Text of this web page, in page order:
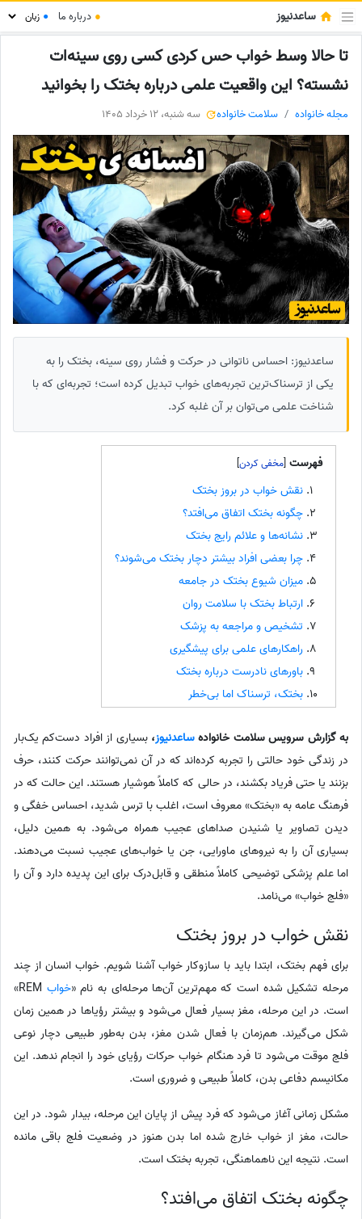
ساعدنیوز ● درباره ما ●
تا حالا وسط خواب حس کردی کسی روی سینه‌ات
نشسته؟ این واقعیت علمی درباره بختک را بخوانید
مجله خانواده سلامت خانواده سه شنبه، 12 خرداد 1405
ساعدنیوز: احساس ناتوانی در حرکت و فشار روی سینه، بختک را به
یکی از ترسناک‌ترین تجربه‌های خواب تبدیل کرده است؛ تجربه‌ای که با
شناخت علمی می‌توان بر آن غلبه کرد.
فهرست [
]
نقش خواب در بروز بختک
چگونه بختک اتفاق می‌افتد؟
نشانه‌ها و علائم رایج بختک
چرا بعضی افراد بیشتر دچار بختک می‌شوند؟
میزان شیوع بختک در جامعه
ارتباط بختک با سلامت روان
تشخیص و مراجعه به پزشک
راهکارهای علمی برای پیشگیری
باورهای نادرست درباره بختک
بختک، ترسناک اما بی‌خطر
به گزارش سرویس سلامت خانوادهساعدنیوز، بسیاری از افراد دست‌کم یک‌بار
در زندگی خود حالتی را تجربه کرده‌اند که در آن نمی‌توانند حرکت کنند، حرف
بزنند یا حتی فریاد بکشند، در حالی که کاملاً هوشیار هستند. این حالت که در
فرهنگ عامه به «بختک» معروف است، اغلب با ترس شدید، احساس خفگی و
دیدن تصاویر یا شنیدن صداهای عجیب همراه می‌شود. به همین دلیل،
بسیاری آن را به نیروهای ماورایی، جن یا خواب‌های عجیب نسبت می‌دهند.
اما علم پزشکی توضیحی کاملاً منطقی و قابل‌درک برای این پدیده دارد و آن را
«فلج خواب» می‌نامد.
نقش خواب در بروز بختک
برای فهم بختک، ابتدا باید با سازوکار خواب آشنا شویم. خواب انسان از چند
مرحله تشکیل شده است که مهم‌ترین آن‌ها مرحله‌ای به نام «خواب
REM»
است. در این مرحله، مغز بسیار فعال می‌شود و بیشتر رؤیاها در همین زمان
شکل می‌گیرند. هم‌زمان با فعال شدن مغز، بدن به‌طور طبیعی دچار نوعی
فلج موقت می‌شود تا فرد هنگام خواب حرکات رؤیای خود را انجام ندهد. این
مکانیسم دفاعی بدن، کاملاً طبیعی و ضروری است.
مشکل زمانی آغاز می‌شود که فرد پیش از پایان این مرحله، بیدار شود. در این
حالت، مغز از خواب خارج شده اما بدن هنوز در وضعیت فلج باقی مانده
است. نتیجه این ناهماهنگی، تجربه بختک است.
چگونه بختک اتفاق می‌افتد؟